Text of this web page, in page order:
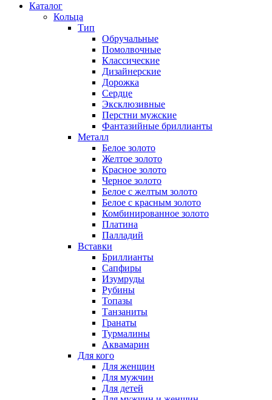
Каталог
Кольца
Тип
Обручальные
Помолвочные
Классические
Дизайнерские
Дорожка
Сердце
Эксклюзивные
Перстни мужские
Фантазийные бриллианты
Металл
Белое золото
Желтое золото
Красное золото
Черное золото
Белое с желтым золото
Белое с красным золото
Комбинированное золото
Платина
Палладий
Вставки
Бриллианты
Сапфиры
Изумруды
Рубины
Топазы
Танзаниты
Гранаты
Турмалины
Аквамарин
Для кого
Для женщин
Для мужчин
Для детей